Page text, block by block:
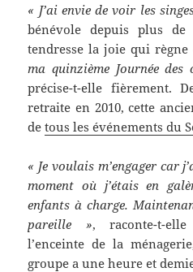
« J’ai envie de voir les
bénévole depuis plus
tendresse la joie qui règne
ma quinzième Journée des
précise-t-elle fièrement.
retraite en 2010, cette
detous les événements du
« Je voulais m’engager car
moment où j’étais en
enfants à charge.
pareille », raconte-t-
l’enceinte de la
groupe a une heure et